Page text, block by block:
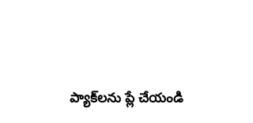
ప్యాక్‌లను ప్లే చేయండి